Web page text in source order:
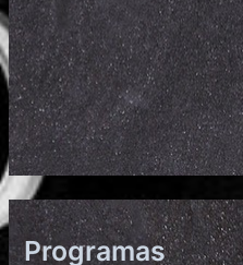
Programas